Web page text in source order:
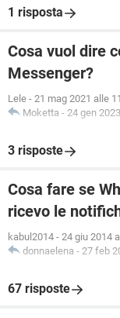
1 risposta
Cosa vuol dire
Messenger?
Lele - 21 mag 2021 alle
Moketta - 24 gen
3 risposte
Cosa fare se
ricevo le
kabul2014 - 24 giu 2014
donnaelena - 27 feb
67 risposte